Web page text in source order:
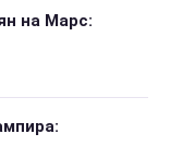
на Марс: